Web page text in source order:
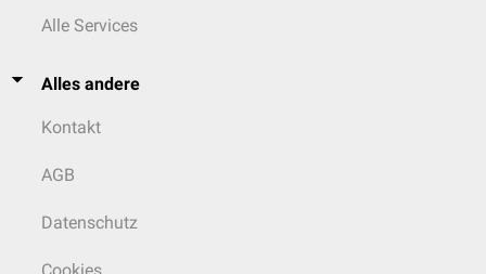
Alle Services
Alles andere
Kontakt
AGB
Datenschutz